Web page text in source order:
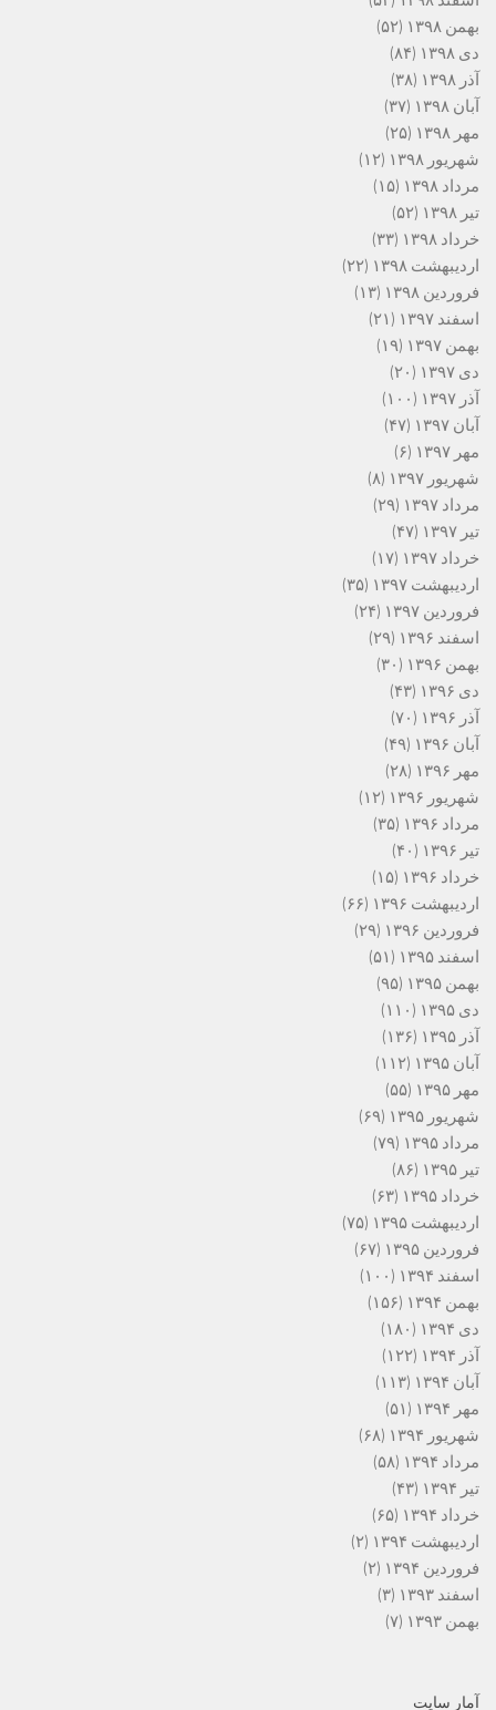
بهمن ۱۳۹۸
(۵۲)
دی ۱۳۹۸
(۸۴)
آذر ۱۳۹۸
(۳۸)
آبان ۱۳۹۸
(۳۷)
مهر ۱۳۹۸
(۲۵)
شهریور ۱۳۹۸
(۱۲)
مرداد ۱۳۹۸
(۱۵)
تیر ۱۳۹۸
(۵۲)
خرداد ۱۳۹۸
(۳۳)
اردیبهشت ۱۳۹۸
(۲۲)
فروردین ۱۳۹۸
(۱۳)
اسفند ۱۳۹۷
(۲۱)
بهمن ۱۳۹۷
(۱۹)
دی ۱۳۹۷
(۲۰)
آذر ۱۳۹۷
(۱۰۰)
آبان ۱۳۹۷
(۴۷)
مهر ۱۳۹۷
(۶)
شهریور ۱۳۹۷
(۸)
مرداد ۱۳۹۷
(۲۹)
تیر ۱۳۹۷
(۴۷)
خرداد ۱۳۹۷
(۱۷)
اردیبهشت ۱۳۹۷
(۳۵)
فروردین ۱۳۹۷
(۲۴)
اسفند ۱۳۹۶
(۲۹)
بهمن ۱۳۹۶
(۳۰)
دی ۱۳۹۶
(۴۳)
آذر ۱۳۹۶
(۷۰)
آبان ۱۳۹۶
(۴۹)
مهر ۱۳۹۶
(۲۸)
شهریور ۱۳۹۶
(۱۲)
مرداد ۱۳۹۶
(۳۵)
تیر ۱۳۹۶
(۴۰)
خرداد ۱۳۹۶
(۱۵)
اردیبهشت ۱۳۹۶
(۶۶)
فروردین ۱۳۹۶
(۲۹)
اسفند ۱۳۹۵
(۵۱)
بهمن ۱۳۹۵
(۹۵)
دی ۱۳۹۵
(۱۱۰)
آذر ۱۳۹۵
(۱۳۶)
آبان ۱۳۹۵
(۱۱۲)
مهر ۱۳۹۵
(۵۵)
شهریور ۱۳۹۵
(۶۹)
مرداد ۱۳۹۵
(۷۹)
تیر ۱۳۹۵
(۸۶)
خرداد ۱۳۹۵
(۶۳)
اردیبهشت ۱۳۹۵
(۷۵)
فروردین ۱۳۹۵
(۶۷)
اسفند ۱۳۹۴
(۱۰۰)
بهمن ۱۳۹۴
(۱۵۶)
دی ۱۳۹۴
(۱۸۰)
آذر ۱۳۹۴
(۱۲۲)
آبان ۱۳۹۴
(۱۱۳)
مهر ۱۳۹۴
(۵۱)
شهریور ۱۳۹۴
(۶۸)
مرداد ۱۳۹۴
(۵۸)
تیر ۱۳۹۴
(۴۳)
خرداد ۱۳۹۴
(۶۵)
اردیبهشت ۱۳۹۴
(۲)
فروردین ۱۳۹۴
(۲)
اسفند ۱۳۹۳
(۳)
بهمن ۱۳۹۳
(۷)
آمار سایت